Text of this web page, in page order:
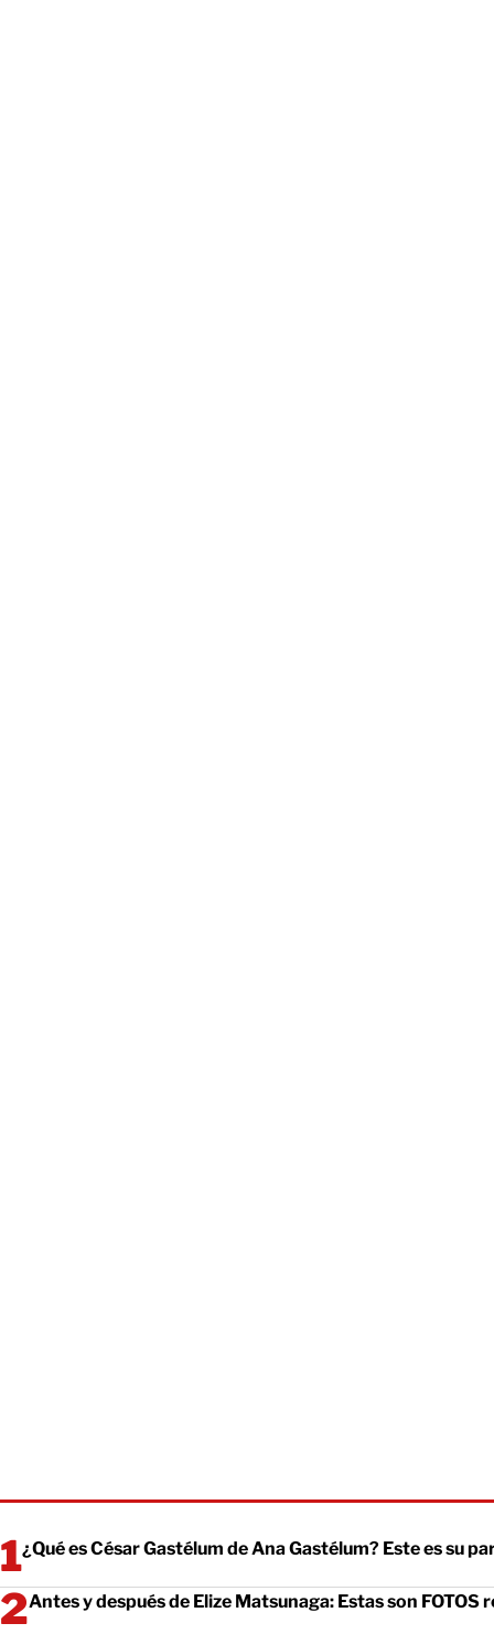
¿Qué es César Gastélum de Ana Gastélum? Este es su
Antes y después de Elize Matsunaga: Estas son FOTOS